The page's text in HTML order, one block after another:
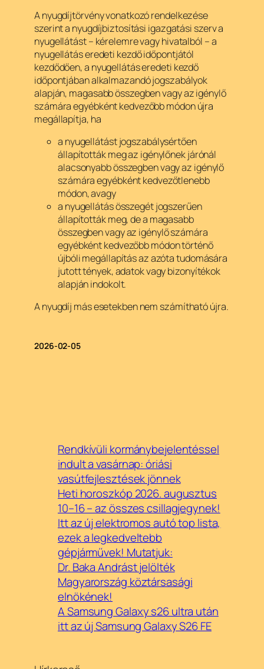
A nyugdíjtörvény vonatkozó rendelkezése
szerint a nyugdíjbiztosítási igazgatási szerv a
nyugellátást – kérelemre vagy hivatalból – a
nyugellátás eredeti kezdő időpontjától
kezdődően, a nyugellátás eredeti kezdő
időpontjában alkalmazandó jogszabályok
alapján, magasabb összegben vagy az igénylő
számára egyébként kedvezőbb módon újra
megállapítja, ha
a nyugellátást jogszabálysértően
állapították meg az igénylőnek járónál
alacsonyabb összegben vagy az igénylő
számára egyébként kedvezőtlenebb
módon, avagy
a nyugellátás összegét jogszerűen
állapították meg, de a magasabb
összegben vagy az igénylő számára
egyébként kedvezőbb módon történő
újbóli megállapítás az azóta tudomására
jutott tények, adatok vagy bizonyítékok
alapján indokolt.
A nyugdíj más esetekben nem számítható újra.
2026-02-05
Rendkívüli kormánybejelentéssel
indult a vasárnap: óriási
vasútfejlesztések jönnek
Heti horoszkóp 2026. augusztus
10–16 – az összes csillagjegynek!
Itt az új elektromos autó top lista,
ezek a legkedveltebb
gépjárművek! Mutatjuk:
Dr. Baka Andrást jelölték
Magyarország köztársasági
elnökének!
A Samsung Galaxy s26 ultra után
itt az új Samsung Galaxy S26 FE